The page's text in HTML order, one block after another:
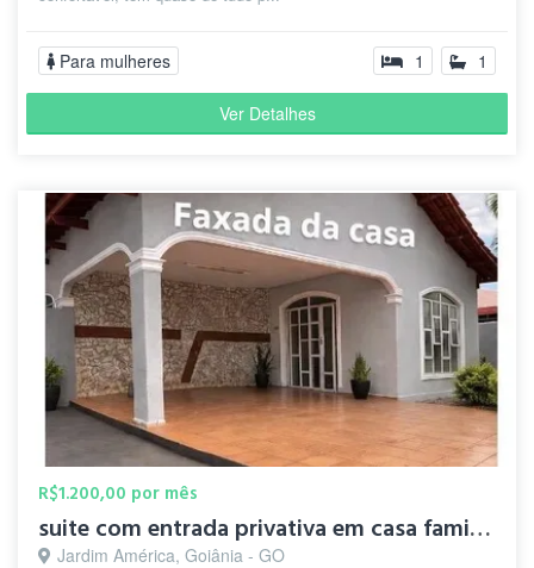
Para mulheres 1 1
Ver Detalhes
R$1.200,00 por mês
suite com entrada privativa em casa familiar
Jardim América, Goiânia - GO